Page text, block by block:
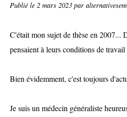
Publié le 2 mars 2023 par
C'était mon sujet de thèse en 2007...
pensaient à leurs conditions de
Bien évidemment, c'est toujours
Je suis un médecin généraliste